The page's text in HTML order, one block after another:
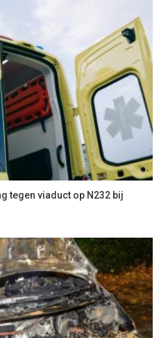
tegen viaduct op N232 bij